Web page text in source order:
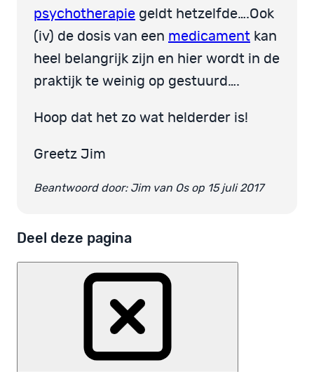
psychotherapie geldt hetzelfde….Ook
(iv) de dosis van een medicament kan
heel belangrijk zijn en hier wordt in de
praktijk te weinig op gestuurd….
Hoop dat het zo wat helderder is!
Greetz Jim
Beantwoord door: Jim van Os op 15 juli 2017
Deel deze pagina